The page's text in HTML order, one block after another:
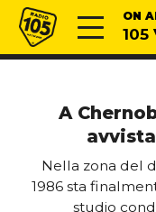
Vai al contenuto
Radio 105 ON
105
A
Nella zona del
1986 sta
studio